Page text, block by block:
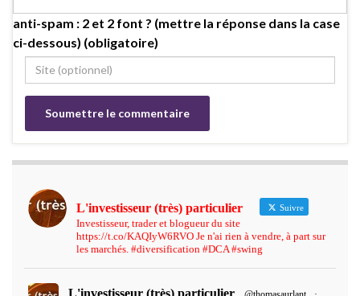
anti-spam : 2 et 2 font ? (mettre la réponse dans la case
ci-dessous) (obligatoire)
L'investisseur (très) particulier Suivre
Investisseur, trader et blogueur du site
https://t.co/KAQIyW6RVO Je n'ai rien à vendre, à part sur
les marchés. #diversification #DCA #swing
L'investisseur (très) particulier